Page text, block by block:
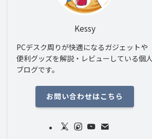
Kessy
PCデスク周りが快適になるガジェットや
便利グッズを解説・レビューしている個人
ブログです。
お問い合わせはこちら